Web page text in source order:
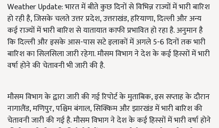
Weather Update: भारत में बीते कुछ दिनों से विभिन्न राज्यों में भारी बारिश
हो रही है, जिसके चलते उत्तर प्रदेश, उत्तराखंड, हरियाणा, दिल्ली और अन्य
कई राज्यों में भारी बारिश से यातायात काफी प्रभावित हो रहा है. अनुमान है
कि दिल्ली और इसके आस-पास सटे इलाकों में अगले 5-6 दिनों तक भारी
बारिश का सिलसिला जारी रहेगा. मौसम विभाग ने देश के कई हिस्सों में भारी
वर्षा होने की चेतावनी भी जारी की है.
मौसम विभाग के द्वारा जारी की गई रिपोर्ट के मुताबिक, इस सप्ताह के दौरान
नागालैंड, मणिपुर, पश्चिम बंगाल, सिक्किम और झारखंड में भारी बारिश की
चेतावनी जारी की गई है. मौसम विभाग ने देश के कई हिस्सों में भारी वर्षा होने